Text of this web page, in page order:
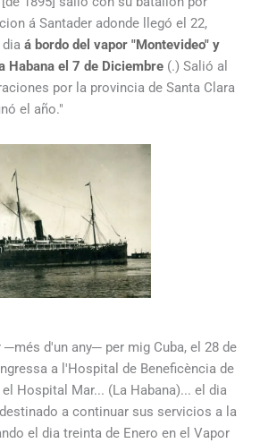
á Santader adonde llegó el 22,
dia á bordo del vapor "Montevideo" y
Habana el 7 de Diciembre (.) Salió al
por la provincia de Santa Clara
el año."
─més d'un any─ per mig Cuba, el 28 de
a l'Hospital de Beneficència de
el Hospital Mar... (La Habana)... el dia
a continuar sus servicios a la
el dia treinta de Enero en el Vapor